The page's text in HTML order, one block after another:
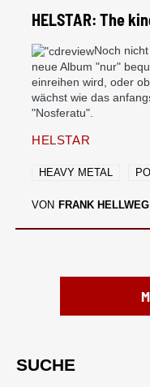
HELSTAR: The
Noch
neue Album "nur"
einreihen wird, oder
wächst wie das
"Nosferatu".
HELSTAR
HEAVY METAL
VON FRANK HELLWEG
SUCHE